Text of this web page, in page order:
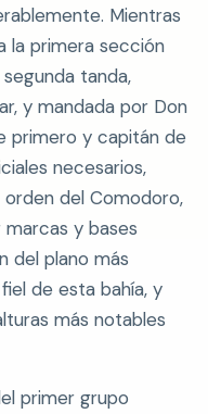
Mientras
la primera sección
tanda,
y mandada por Don
primero y capitán de
necesarios,
del Comodoro,
y bases
del plano más
de esta bahía, y
más notables
primer grupo